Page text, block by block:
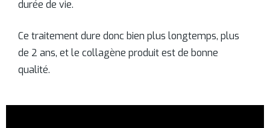
durée de vie.
Ce traitement dure donc bien plus longtemps, plus
de 2 ans, et le collagène produit est de bonne
qualité.